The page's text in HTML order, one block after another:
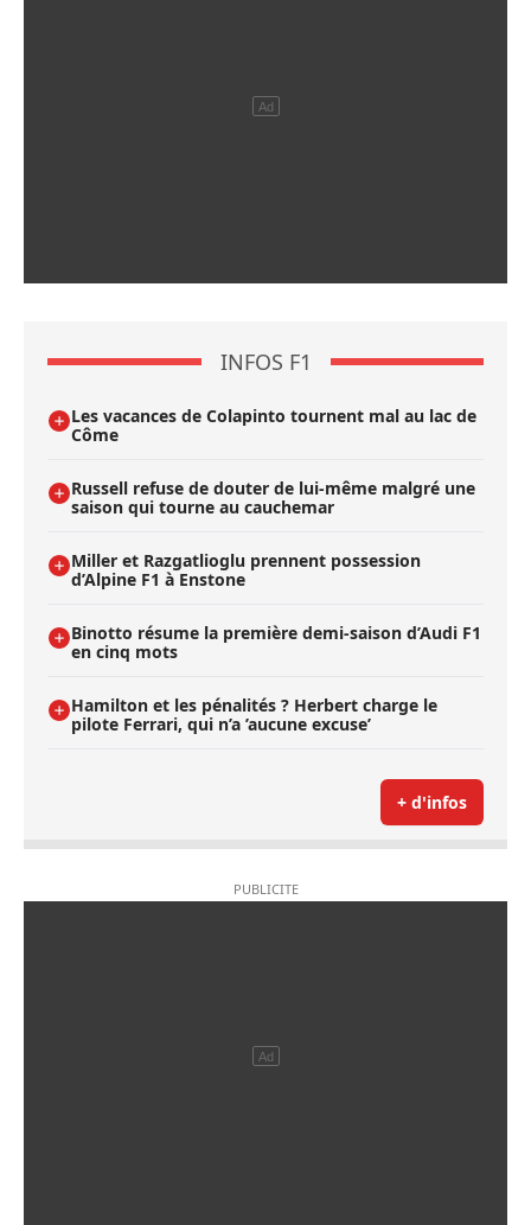
INFOS F1
Les vacances de Colapinto tournent mal au lac de
Côme
Russell refuse de douter de lui-même malgré une
saison qui tourne au cauchemar
Miller et Razgatlioglu prennent possession
d’Alpine F1 à Enstone
Binotto résume la première demi-saison d’Audi F1
en cinq mots
Hamilton et les pénalités ? Herbert charge le
pilote Ferrari, qui n’a ’aucune excuse’
+ d'infos